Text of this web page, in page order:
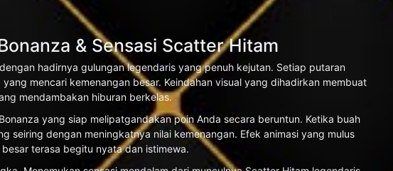
& Sensasi Scatter Hitam
hadirnya gulungan legendaris yang penuh kejutan. Setiap putaran
mencari kemenangan besar. Keindahan visual yang dihadirkan membuat
mendambakan hiburan berkelas.
yang siap melipatgandakan poin Anda secara beruntun. Ketika buah
dengan meningkatnya nilai kemenangan. Efek animasi yang mulus
terasa begitu nyata dan istimewa.